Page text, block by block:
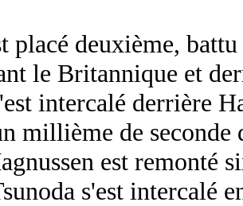
placé deuxième,
le Britannique et
intercalé derrière
millième de
est remonté
s'est intercalé